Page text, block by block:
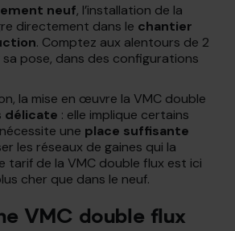
neuf, l’installation de la
directement dans le chantier
. Comptez aux alentours de 2
pose, dans des configurations
la mise en œuvre la VMC double
délicate : elle implique certains
une place suffisante
les réseaux de gaines qui la
tarif de la VMC double flux est ici
cher que dans le neuf.
VMC double flux